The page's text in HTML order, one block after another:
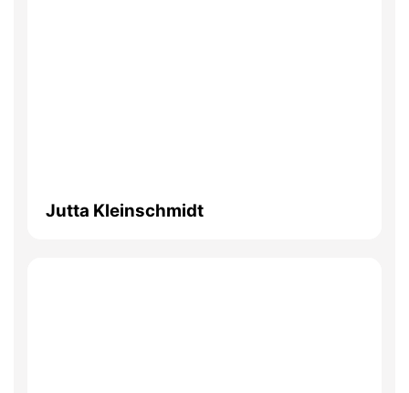
Jutta Kleinschmidt